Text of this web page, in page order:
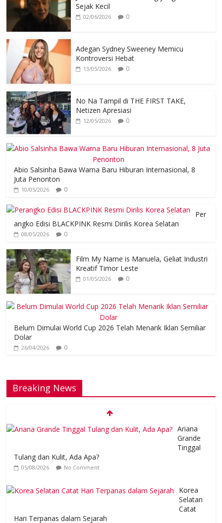
Sejak Kecil
02/06/2026 0
Adegan Sydney Sweeney Memicu
Kontroversi Hebat
13/05/2026 0
No Na Tampil di THE FIRST TAKE,
Netizen Apresiasi
12/05/2026 0
Abio Salsinha Bawa Warna Baru Hiburan Internasional, 8
Juta Penonton
10/05/2026 0
Per
angko Edisi BLACKPINK Resmi Dirilis Korea Selatan
08/05/2026 0
Film My Name is Manuela, Geliat Industri
Kreatif Timor Leste
01/05/2026 0
Belum Dimulai World Cup 2026 Telah Menarik Iklan Semiliar
Dolar
26/04/2026 0
Breaking News
Ariana
Grande
Tinggal
Tulang dan Kulit, Ada Apa?
05/08/2026 No Comment
Korea
Selatan
Catat
Hari Terpanas dalam Sejarah